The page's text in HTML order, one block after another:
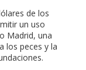
de los
un uso
Madrid, una
los peces y la